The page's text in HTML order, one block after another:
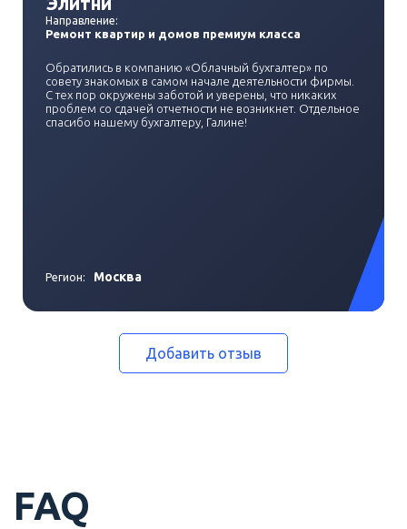
Направление:
Ремонт квартир и домов премиум класса
Обратились в компанию «Облачный бухгалтер» по
совету знакомых в самом начале деятельности фирмы.
С тех пор окружены заботой и уверены, что никаких
проблем со сдачей отчетности не возникнет. Отдельное
спасибо нашему бухгалтеру, Галине!
Регион: Москва
Добавить отзыв
FAQ